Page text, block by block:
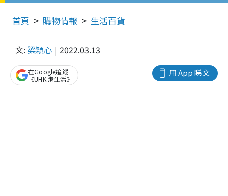
首頁 購物情報 生活百貨
文: 梁穎心 2022.03.13
用 App 睇文
在Google追蹤
《UHK 港生活》